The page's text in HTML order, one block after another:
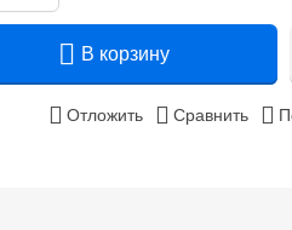
В корзину
Отложить Сравнить